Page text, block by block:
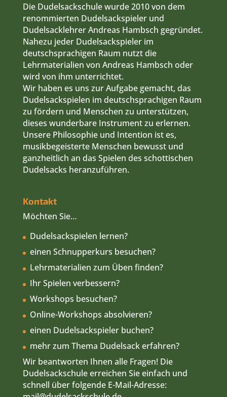
Die Dudelsackschule wurde 2010 von dem
renommierten Dudelsackspieler und
Dudelsacklehrer Andreas Hambsch gegründet.
Nahezu jeder Dudelsackspieler im
deutschsprachigen Raum nutzt die
Lehrmaterialien von Andreas Hambsch oder
wird von ihm unterrichtet.
Wir haben es uns zur Aufgabe gemacht, das
Dudelsackspielen im deutschsprachigen Raum
zu fördern und Menschen zu unterstützen,
dieses wunderbare Instrument zu erlernen.
Unsere Philosophie und Intention ist es,
musikbegeisterte Menschen bewusst und
ganzheitlich an das Spielen des schottischen
Dudelsacks heranzuführen.
Kontakt
Möchten Sie…
Dudelsackspielen lernen?
einen Schnupperkurs besuchen?
Lehrmaterialien zum Üben finden?
Ihr Spielen verbessern?
Workshops besuchen?
Online-Workshops absolvieren?
einen Dudelsackspieler buchen?
mehr zum Thema Dudelsack erfahren?
Wir beantworten Ihnen alle Fragen! Die
Dudelsackschule erreichen Sie einfach und
schnell über folgende E-Mail-Adresse: